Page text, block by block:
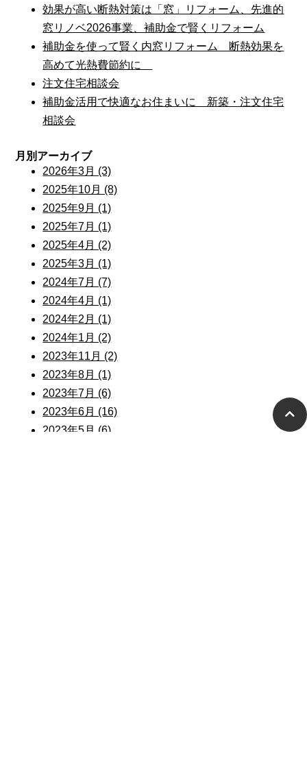
効果が高い断熱対策は「窓」リフォーム、先進的
窓リノベ2026事業、補助金で賢くリフォーム
補助金を使って賢く内窓リフォーム 断熱効果を
高めて光熱費節約に
注文住宅相談会
補助金活用で快適なお住まいに 新築・注文住宅
相談会
月別アーカイブ
2026年3月 (3)
2025年10月 (8)
2025年9月 (1)
2025年7月 (1)
2025年4月 (2)
2025年3月 (1)
2024年7月 (7)
2024年4月 (1)
2024年2月 (1)
2024年1月 (2)
2023年11月 (2)
2023年8月 (1)
2023年7月 (6)
2023年6月 (16)
2023年5月 (6)